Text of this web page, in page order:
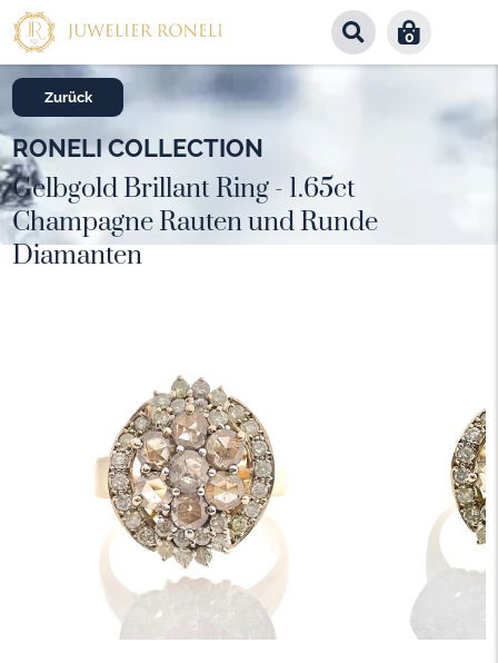
0
Zurück
RONELI COLLECTION
Gelbgold Brillant Ring - 1.65ct
Champagne Rauten und Runde
Diamanten